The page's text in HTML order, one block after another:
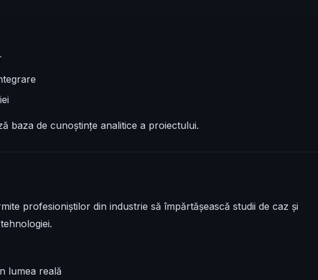
baza de cunoștințe analitice a proiectului.
profesioniștilor din industrie să împărtășească studii de caz și
lumea reală